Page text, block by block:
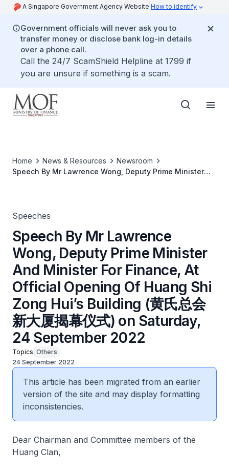
A Singapore Government Agency Website How to identify
Government officials will never ask you to
transfer money or disclose bank log-in details
over a phone call.
Call the 24/7 ScamShield Helpline at 1799 if
you are unsure if something is a scam.
Home News & Resources
Newsroom
Speech By Mr Lawrence Wong, Deputy Prime Minister
Speeches
Speech By Mr Lawrence
Wong, Deputy Prime Minister
And Minister For Finance, At
Official Opening Of Huang Shi
Zong Hui’s Building (黄氏总会
新大厦揭幕仪式) on Saturday,
24 September 2022
Topics Others
24 September 2022
This article has been migrated from an earlier
version of the site and may display formatting
inconsistencies.
Dear Chairman and Committee members of the
Huang Clan,